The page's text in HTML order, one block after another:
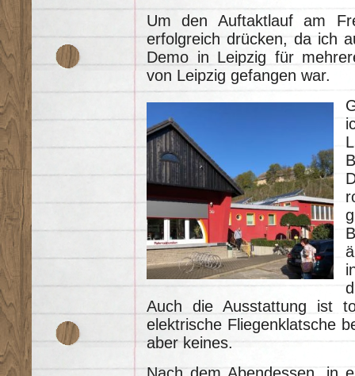
Um den Auftaktlauf am
erfolgreich drücken, da ich
Demo in Leipzig für
von Leipzig gefangen war.
Auch die Ausstattung ist
elektrische Fliegenklatsche
aber keines.